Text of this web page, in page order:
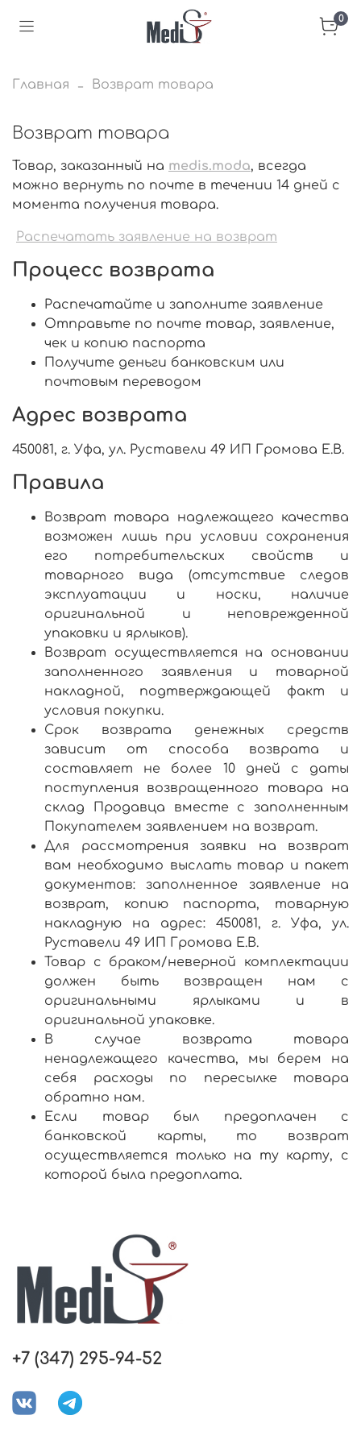
0
Главная Возврат товара
Возврат товара
Товар, заказанный на medis.moda, всегда
можно вернуть по почте в течении 14 дней с
момента получения товара.
Распечатать заявление на возврат
Процесс возврата
Распечатайте и заполните заявление
Отправьте по почте товар, заявление,
чек и копию паспорта
Получите деньги банковским или
почтовым переводом
Адрес возврата
450081, г. Уфа, ул. Руставели 49 ИП Громова Е.В.
Правила
Возврат товара надлежащего качества
возможен лишь при условии сохранения
его потребительских свойств и
товарного вида (отсутствие следов
эксплуатации и носки, наличие
оригинальной и неповрежденной
упаковки и ярлыков).
Возврат осуществляется на основании
заполненного заявления и товарной
накладной, подтверждающей факт и
условия покупки.
Срок возврата денежных средств
зависит от способа возврата и
составляет не более 10 дней с даты
поступления возвращенного товара на
склад Продавца вместе с заполненным
Покупателем заявлением на возврат.
Для рассмотрения заявки на возврат
вам необходимо выслать товар и пакет
документов: заполненное заявление на
возврат, копию паспорта, товарную
накладную на адрес: 450081, г. Уфа, ул.
Руставели 49 ИП Громова Е.В.
Товар с браком/неверной комплектации
должен быть возвращен нам с
оригинальными ярлыками и в
оригинальной упаковке.
В случае возврата товара
ненадлежащего качества, мы берем на
себя расходы по пересылке товара
обратно нам.
Если товар был предоплачен с
банковской карты, то возврат
осуществляется только на ту карту, с
которой была предоплата.
+7 (347) 295-94-52